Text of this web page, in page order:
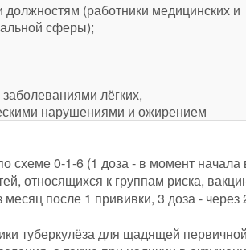
(работники медицинских и
сферы);
лёгких,
нарушениями и ожирением
схеме 0-1-6 (1 доза - в момент
относящихся к группам риска,
после 1 прививки, 3 доза -
туберкулёза для щадящей